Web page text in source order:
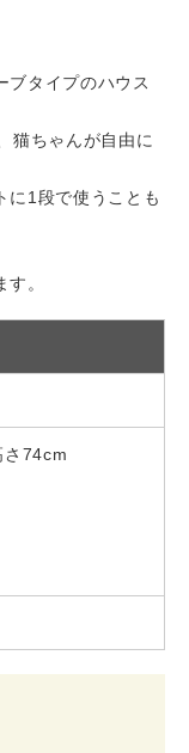
ブタイプのハウス
猫ちゃんが自由に
に1段で使うことも
。
74cm